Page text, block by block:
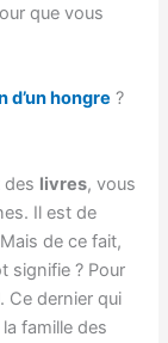
que vous
d’un hongre ?
des livres, vous
Il est de
de ce fait,
signifie ? Pour
. Ce dernier qui
famille des